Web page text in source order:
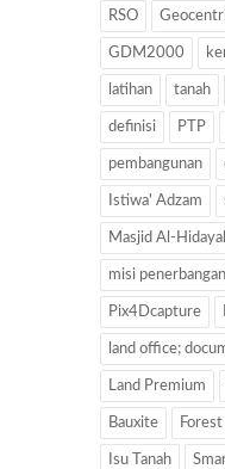
RSO
GDM2000
latihan tanah
definisi PTP
pembangunan
Istiwa' Adzam
Masjid Al-
misi penerbangan
Pix4Dcapture
land office;
Land Premium
Bauxite
Isu Tanah